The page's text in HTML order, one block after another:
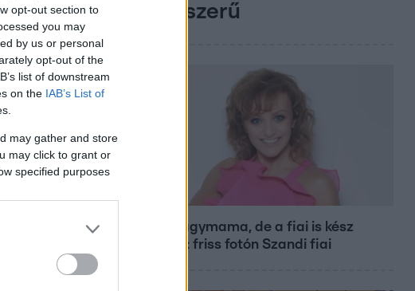
opt-out section to
you may
by us or personal
opt-out of the
list of downstream
on the IAB’s List of
may gather and store
may click to grant or
specified purposes
Népszerű
Már nagymama, de a fiai is kész
férfiak: friss fotón Szandi fiai